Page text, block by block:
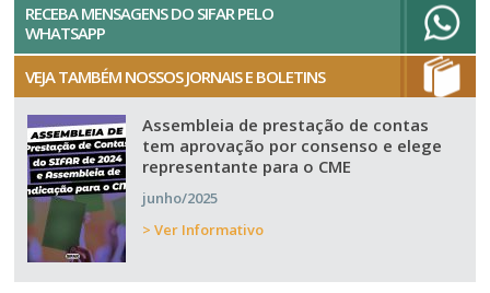
RECEBA MENSAGENS DO SIFAR PELO
WHATSAPP
VEJA TAMBÉM NOSSOS JORNAIS E BOLETINS
Assembleia de prestação de contas
tem aprovação por consenso e elege
representante para o CME
junho/2025
> Ver Informativo